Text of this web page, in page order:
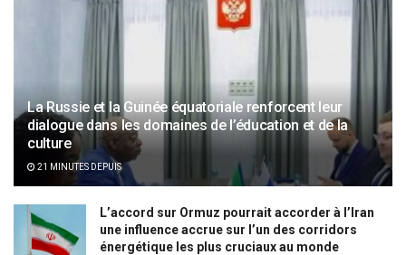
La Russie et la Guinée équatoriale renforcent leur
dialogue dans les domaines de l’éducation et de la
culture
21 MINUTES DEPUIS
L’accord sur Ormuz pourrait accorder à l’Iran
une influence accrue sur l’un des corridors
énergétique les plus cruciaux au monde